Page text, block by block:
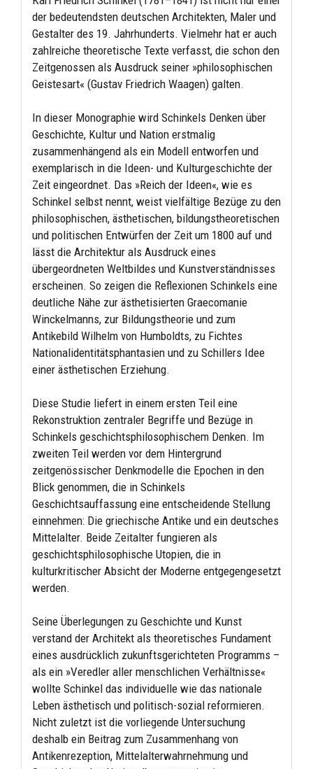
der bedeutendsten deutschen Architekten, Maler und
Gestalter des 19. Jahrhunderts. Vielmehr hat er auch
zahlreiche theoretische Texte verfasst, die schon den
Zeitgenossen als Ausdruck seiner »philosophischen
Geistesart« (Gustav Friedrich Waagen) galten.
In dieser Monographie wird Schinkels Denken über
Geschichte, Kultur und Nation erstmalig
zusammenhängend als ein Modell entworfen und
exemplarisch in die Ideen- und Kulturgeschichte der
Zeit eingeordnet. Das »Reich der Ideen«, wie es
Schinkel selbst nennt, weist vielfältige Bezüge zu den
philosophischen, ästhetischen, bildungstheoretischen
und politischen Entwürfen der Zeit um 1800 auf und
lässt die Architektur als Ausdruck eines
übergeordneten Weltbildes und Kunstverständnisses
erscheinen. So zeigen die Reflexionen Schinkels eine
deutliche Nähe zur ästhetisierten Graecomanie
Winckelmanns, zur Bildungstheorie und zum
Antikebild Wilhelm von Humboldts, zu Fichtes
Nationalidentitätsphantasien und zu Schillers Idee
einer ästhetischen Erziehung.
Diese Studie liefert in einem ersten Teil eine
Rekonstruktion zentraler Begriffe und Bezüge in
Schinkels geschichtsphilosophischem Denken. Im
zweiten Teil werden vor dem Hintergrund
zeitgenössischer Denkmodelle die Epochen in den
Blick genommen, die in Schinkels
Geschichtsauffassung eine entscheidende Stellung
einnehmen: Die griechische Antike und ein deutsches
Mittelalter. Beide Zeitalter fungieren als
geschichtsphilosophische Utopien, die in
kulturkritischer Absicht der Moderne entgegengesetzt
werden.
Seine Überlegungen zu Geschichte und Kunst
verstand der Architekt als theoretisches Fundament
eines ausdrücklich zukunftsgerichteten Programms –
als ein »Veredler aller menschlichen Verhältnisse«
wollte Schinkel das individuelle wie das nationale
Leben ästhetisch und politisch-sozial reformieren.
Nicht zuletzt ist die vorliegende Untersuchung
deshalb ein Beitrag zum Zusammenhang von
Antikenrezeption, Mittelalterwahrnehmung und